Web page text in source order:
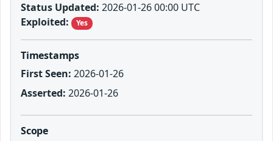
Status Updated: 2026-01-26 00:00 UTC
Exploited:
Yes
Timestamps
First Seen: 2026-01-26
Asserted: 2026-01-26
Scope